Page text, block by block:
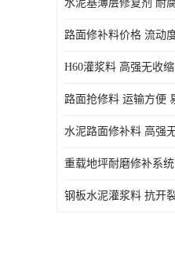
H60灌浆料 高强无收缩